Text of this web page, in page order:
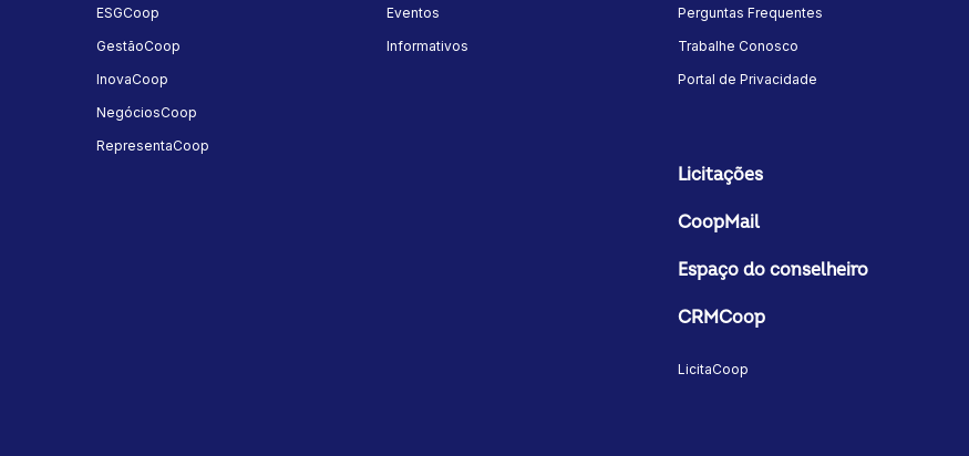
ESGCoop
GestãoCoop
InovaCoop
NegóciosCoop
RepresentaCoop
Eventos
Informativos
Perguntas Frequentes
Trabalhe Conosco
Portal de Privacidade
Licitações
CoopMail
Espaço do conselheiro
CRMCoop
LicitaCoop